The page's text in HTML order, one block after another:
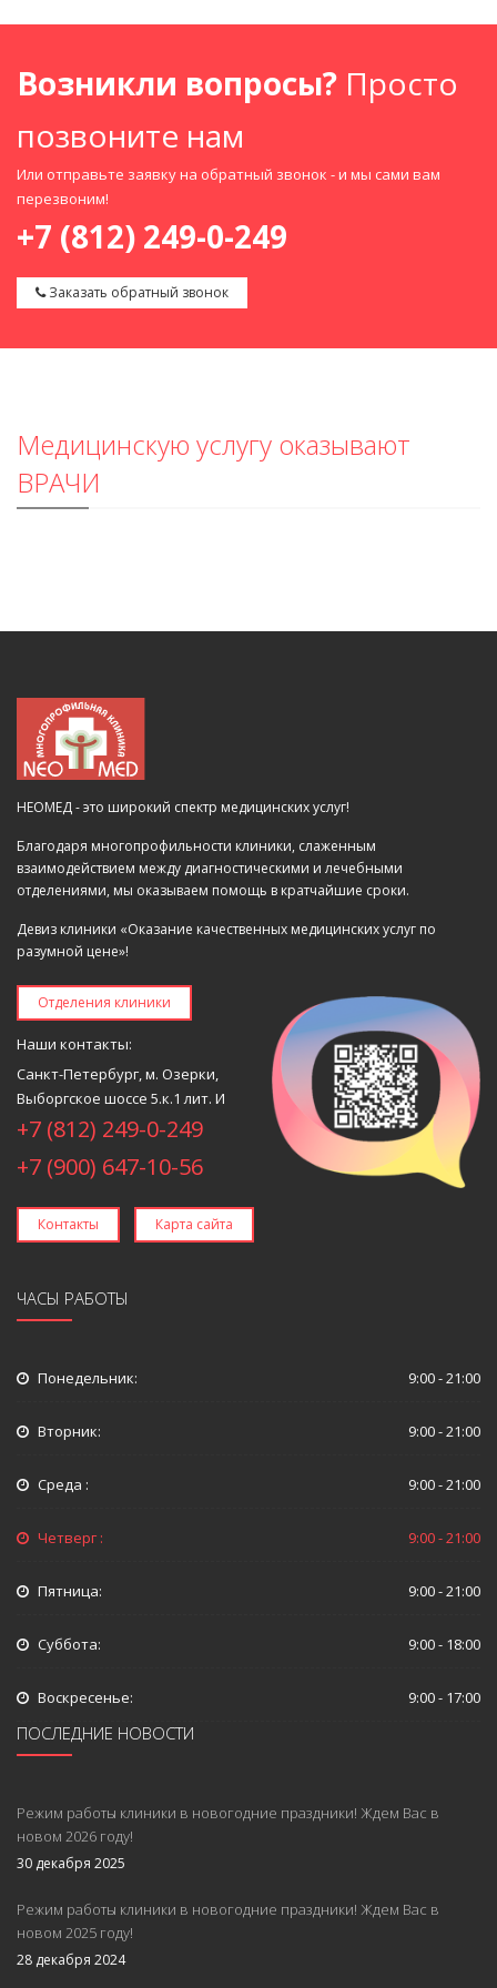
Возникли вопросы? Просто
позвоните нам
Или отправьте заявку на обратный звонок - и мы сами вам
перезвоним!
+7 (812) 249-0-249
Заказать обратный звонок
Медицинскую услугу оказывают
ВРАЧИ
НЕОМЕД - это широкий спектр медицинских услуг!
Благодаря многопрофильности клиники, слаженным
взаимодействием между диагностическими и лечебными
отделениями, мы оказываем помощь в кратчайшие сроки.
Девиз клиники «Оказание качественных медицинских услуг по
разумной цене»!
Отделения клиники
Наши контакты:
Санкт-Петербург, м. Озерки,
Выборгское шоссе 5.к.1 лит. И
+7 (812) 249-0-249
+7 (900) 647-10-56
Контакты Карта сайта
ЧАСЫ РАБОТЫ
Понедельник: 9:00 - 21:00
Вторник: 9:00 - 21:00
Среда : 9:00 - 21:00
Четверг : 9:00 - 21:00
Пятница: 9:00 - 21:00
Суббота: 9:00 - 18:00
Воскресенье: 9:00 - 17:00
ПОСЛЕДНИЕ НОВОСТИ
Режим работы клиники в новогодние праздники! Ждем Вас в
новом 2026 году!
30 декабря 2025
Режим работы клиники в новогодние праздники! Ждем Вас в
новом 2025 году!
28 декабря 2024